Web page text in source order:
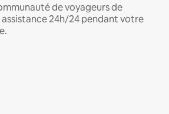
de voyageurs de
24h/24 pendant votre